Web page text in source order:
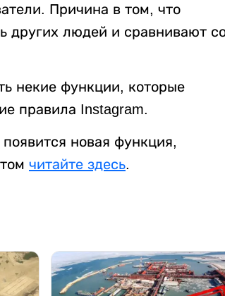
Причина в том, что
других людей и сравнивают
некие функции, которые
правила Instagram.
новая функция,
читайте здесь.